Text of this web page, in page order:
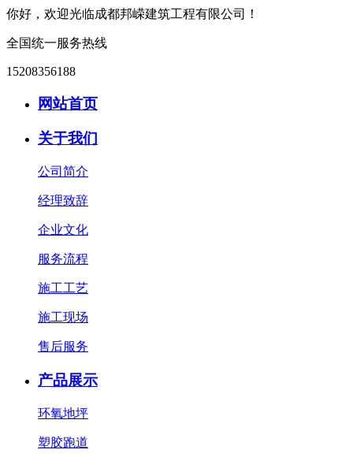
你好，欢迎光临成都邦嵘建筑工程有限公司！
全国统一服务热线
15208356188
网站首页
关于我们
公司简介
经理致辞
企业文化
服务流程
施工工艺
施工现场
售后服务
产品展示
环氧地坪
塑胶跑道